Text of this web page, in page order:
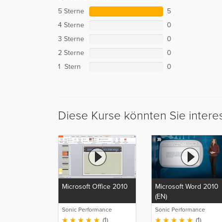
5 Sterne
5
4 Sterne
0
3 Sterne
0
2 Sterne
0
1 Stern
0
Diese Kurse könnten Sie
Microsoft Office 2010
Sonic Performance
(1)
Microsoft Word 2010
(EN)
Sonic Performance
(1)